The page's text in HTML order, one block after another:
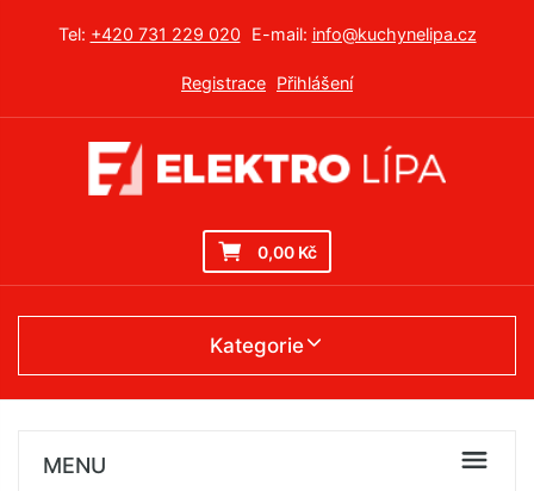
Tel: +420 731 229 020 E-mail: info@kuchynelipa.cz
Registrace Přihlášení
0,00 Kč
Kategorie
MENU